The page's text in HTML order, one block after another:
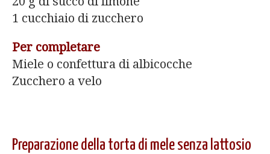
1 cucchiaio di zucchero
Per completare
Miele o confettura di albicocche
Zucchero a velo
Preparazione della torta di mele senza lattosio